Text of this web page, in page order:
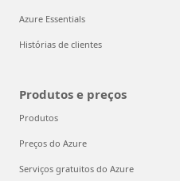
Azure Essentials
Histórias de clientes
Produtos e preços
Produtos
Preços do Azure
Serviços gratuitos do Azure